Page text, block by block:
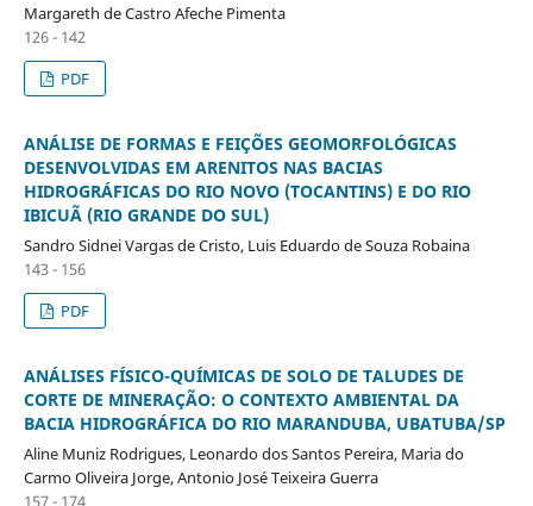
Margareth de Castro Afeche Pimenta
126 - 142
PDF
ANÁLISE DE FORMAS E FEIÇÕES GEOMORFOLÓGICAS
DESENVOLVIDAS EM ARENITOS NAS BACIAS
HIDROGRÁFICAS DO RIO NOVO (TOCANTINS) E DO RIO
IBICUÃ (RIO GRANDE DO SUL)
Sandro Sidnei Vargas de Cristo, Luis Eduardo de Souza Robaina
143 - 156
PDF
ANÁLISES FÍSICO-QUÍMICAS DE SOLO DE TALUDES DE
CORTE DE MINERAÇÃO: O CONTEXTO AMBIENTAL DA
BACIA HIDROGRÁFICA DO RIO MARANDUBA, UBATUBA/SP
Aline Muniz Rodrigues, Leonardo dos Santos Pereira, Maria do
Carmo Oliveira Jorge, Antonio José Teixeira Guerra
157 - 174